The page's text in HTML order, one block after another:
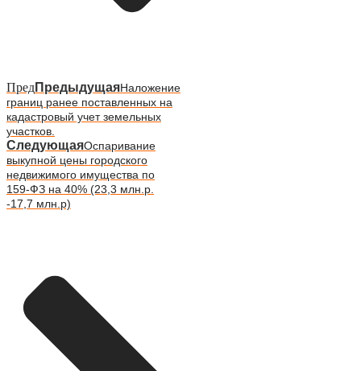
ПредПредыдущаяНаложение
границ ранее поставленных на
кадастровый учет земельных
участков.
СледующаяОспаривание
выкупной цены городского
недвижимого имущества по
159-ФЗ на 40% (23,3 млн.р.
-17,7 млн.р)